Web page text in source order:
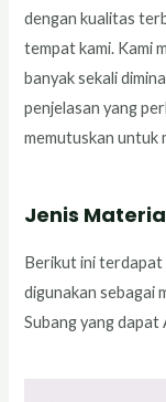
dengan kualitas
tempat kami. Kami
banyak sekali
penjelasan yang
memutuskan untuk
Jenis
Berikut ini terdapat
digunakan sebagai
Subang yang dapat